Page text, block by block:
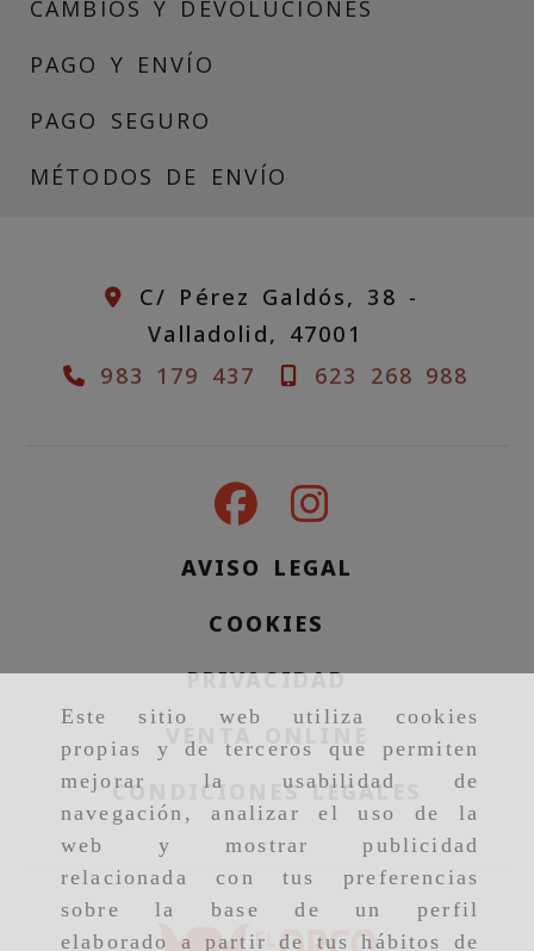
Este sitio web utiliza cookies
propias y de terceros que permiten
mejorar la usabilidad de
navegación, analizar el uso de la
web y mostrar publicidad
relacionada con tus preferencias
sobre la base de un perfil
elaborado a partir de tus hábitos de
CAMBIOS Y DEVOLUCIONES
PAGO Y ENVÍO
PAGO SEGURO
MÉTODOS DE ENVÍO
C/ Pérez Galdós, 38 -
Valladolid, 47001
983 179 437
623 268 988
AVISO LEGAL
COOKIES
PRIVACIDAD
VENTA ONLINE
CONDICIONES LEGALES